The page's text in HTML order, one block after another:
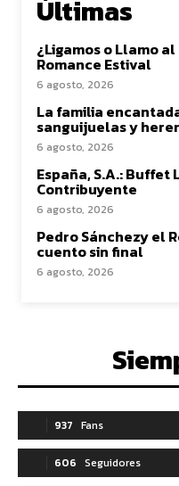
Últimas
¿Ligamos o Llamo
Romance Estival
6 agosto, 2026
La familia
sanguijuelas y
6 agosto, 2026
España, S.A.: Buffet
Contribuyente
6 agosto, 2026
Pedro Sánchezy el
cuento sin final
6 agosto, 2026
937 Fans
606 Seguidores